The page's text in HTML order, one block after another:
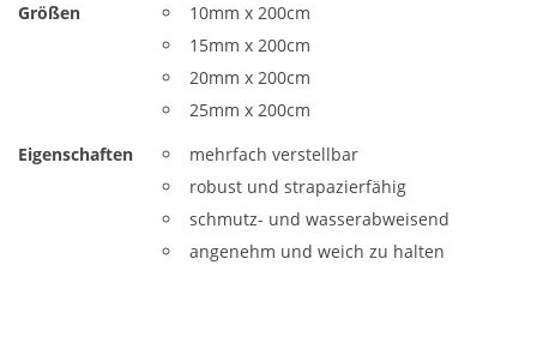
Größen
10mm x 200cm
15mm x 200cm
20mm x 200cm
25mm x 200cm
Eigenschaften
mehrfach verstellbar
robust und strapazierfähig
schmutz- und wasserabweisend
angenehm und weich zu halten